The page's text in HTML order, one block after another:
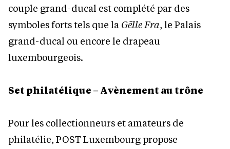
couple grand-ducal est complété par des
symboles forts tels que la Gëlle Fra, le Palais
grand-ducal ou encore le drapeau
luxembourgeois.
Set philatélique – Avènement au trône
Pour les collectionneurs et amateurs de
philatélie, POST Luxembourg propose